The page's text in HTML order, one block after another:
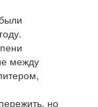
между
но